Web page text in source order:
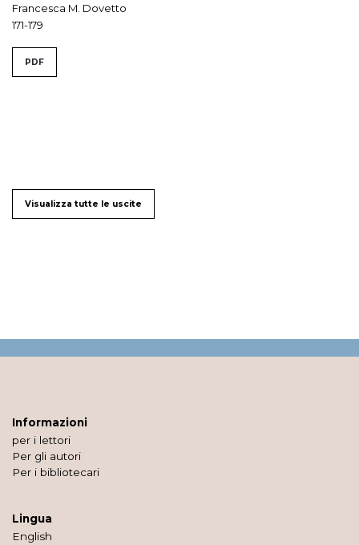
Francesca M. Dovetto
171-179
PDF
Visualizza tutte le uscite
Informazioni
per i lettori
Per gli autori
Per i bibliotecari
Lingua
English